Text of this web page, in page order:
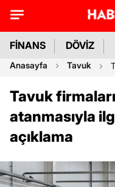
FİNANS DÖVİZ
Anasayfa Tavuk
Tavuk
atanmasıyla
açıklama